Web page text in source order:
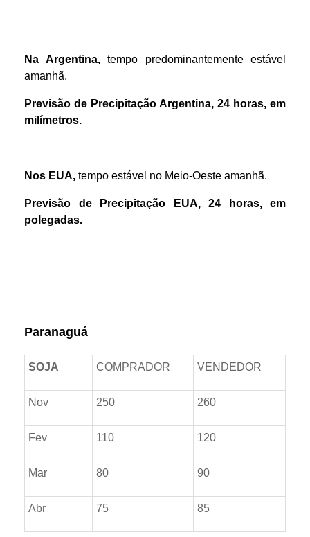
Na Argentina,tempo predominantemente estável
amanhã.
Previsão de Precipitação Argentina, 24 horas, em
milímetros.
Nos EUA, tempo estável no Meio-Oeste amanhã.
Previsão de Precipitação EUA, 24 horas, em
polegadas.
Paranaguá
SOJA COMPRADOR VENDEDOR
Nov 250 260
Fev 110 120
Mar 80 90
Abr 75 85